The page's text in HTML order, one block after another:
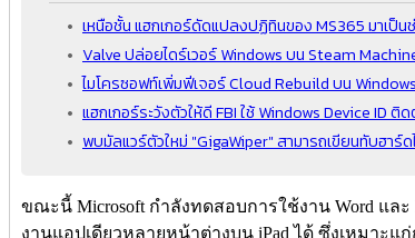
เหนือชั้น แฮกเกอร์ดัดแปลงปฏิทินของ MS365 มาเป็
Valve ปล่อยไดร์เวอร์ Windows บน Steam
ไมโครซอฟท์เพิ่มฟีเจอร์ Cloud Rebuild บน
แฮกเกอร์ระวังตัวให้ดี FBI ใช้ Windows Device ID ติ
พบมัลแวร์ตัวใหม่ "GigaWiper" สามารถเขียนทับฮาร์
ขณะนี้ Microsoft กำลังทดสอบการใช้งาน Word และ
งานแอปเดียวหลายหน้าต่างบน iPad ได้ ซึ่งเหมาะ